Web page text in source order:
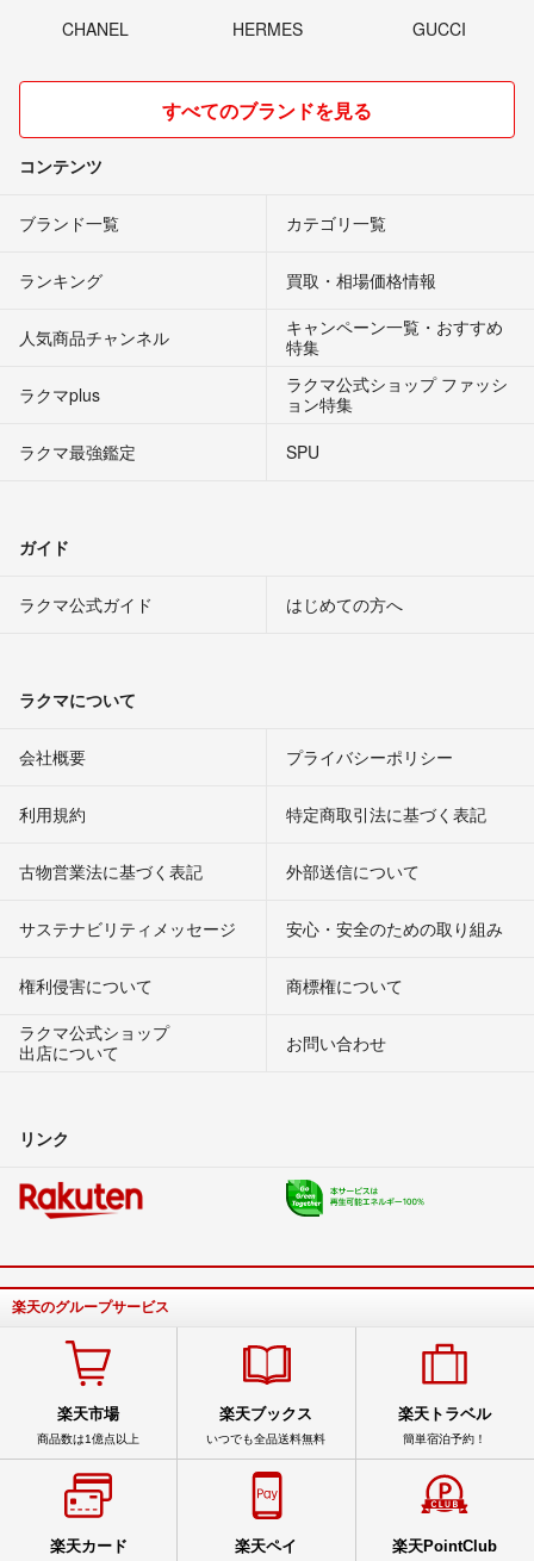
CHANEL HERMES GUCCI
すべてのブランドを見る
コンテンツ
ブランド一覧 カテゴリ一覧
ランキング 買取・相場価格情報
人気商品チャンネル
キャンペーン一覧・おすすめ
特集
ラクマplus
ラクマ公式ショップ ファッシ
ョン特集
ラクマ最強鑑定
SPU
ガイド
ラクマ公式ガイド はじめての方へ
ラクマについて
会社概要 プライバシーポリシー
利用規約 特定商取引法に基づく表記
古物営業法に基づく表記 外部送信について
サステナビリティメッセージ 安心・安全のための取り組み
権利侵害について
商標権について
ラクマ公式ショップ
出店について
お問い合わせ
リンク
楽天のグループサービス
楽天市場
商品数は1億点以上
楽天ブックス
いつでも全品送料無料
楽天トラベル
簡単宿泊予約！
楽天カード 楽天ペイ 楽天PointClub